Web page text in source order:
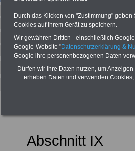
(SBesG): §
Abschnitt IX
Durch das Klicken von "Zustimmung"
Cookies auf Ihrem Gerät zu speichern.
Wir gewähren Dritten - einschließlich
Google-Website "Datenschutzerklärung &
Google ihre personenbezogenen Daten
Dürfen wir Ihre Daten nutzen, um
erheben Daten und verwenden